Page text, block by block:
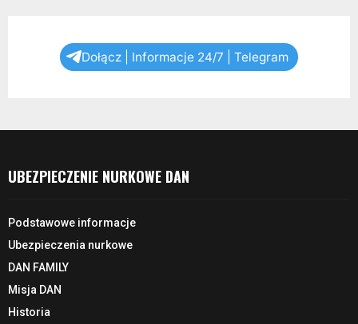
Dołącz | Informacje 24/7 | Telegram
UBEZPIECZENIE NURKOWE DAN
Podstawowe informacje
Ubezpieczenia nurkowe
DAN FAMILY
Misja DAN
Historia